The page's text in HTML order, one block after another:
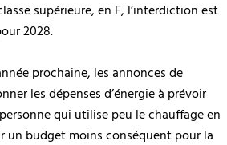
supérieure, en F, l’interdiction est
2028.
prochaine, les annonces de
les dépenses d’énergie à prévoir
qui utilise peu le chauffage en
un budget moins conséquent pour la